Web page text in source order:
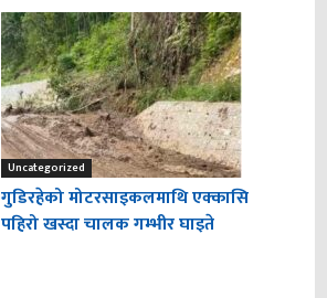
Uncategorized
गुडिरहेको मोटरसाइकलमाथि एक्कासि
पहिरो खस्दा चालक गम्भीर घाइते